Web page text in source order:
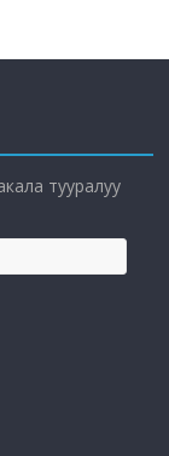
тууралуу